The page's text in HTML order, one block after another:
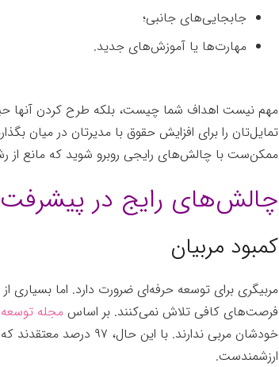
جابجایی‌های جانبی؛
مهارت‌ها یا آموزش‌های جدید.
مهم نیست اهداف شما چیست، بلکه طرح کردن آنها
تمایل‌تان را برای افزایش حقوق با مدیرتان در میان
ممکن‌ست با چالش‌های رایجی روبرو شوید که مانع
چالش‌های رایج در
کمبود مربیان
مربیگری برای توسعه حرفه‌ای ضرورت دارد. اما بسیاری
فرصت‌های کافی تلاش نمی‌کنند. بر اساسمجله
خودشان مربی ندارند. با این حال، ۹۷ درصد معتقدند که
ارزشمندست.